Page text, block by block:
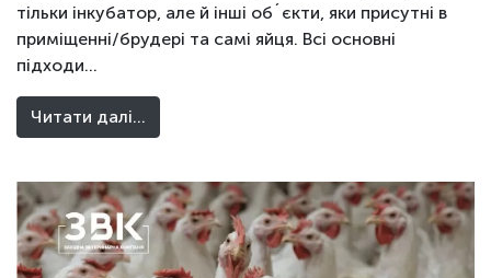
тільки інкубатор, але й інші об´єкти, яки присутні в
приміщенні/брудері та самі яйця. Всі основні
підходи…
Читати далі…